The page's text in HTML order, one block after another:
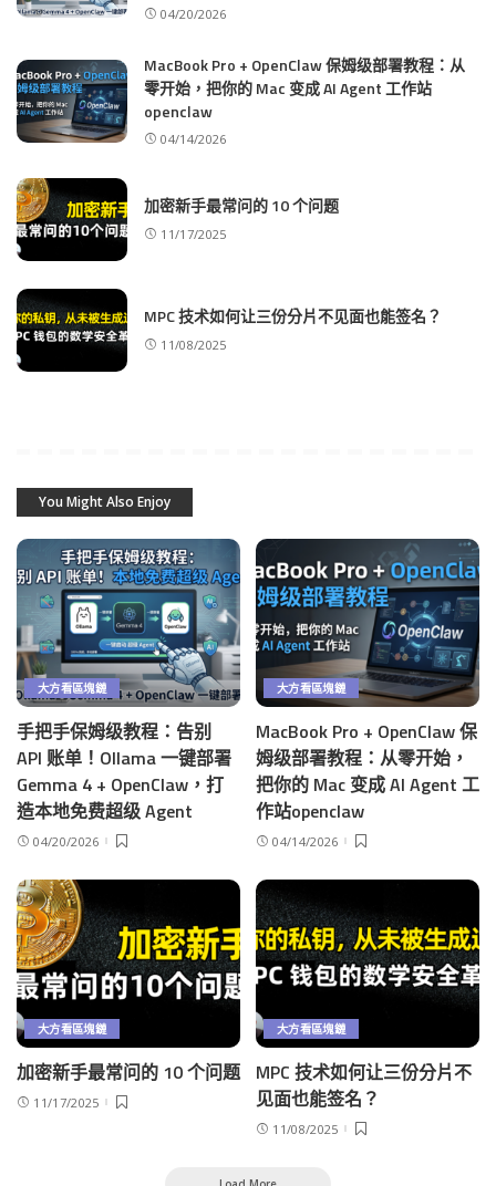
04/20/2026
MacBook Pro + OpenClaw 保姆级部署教程：从
零开始，把你的 Mac 变成 AI Agent 工作站
openclaw
04/14/2026
加密新手最常问的 10 个问题
11/17/2025
MPC 技术如何让三份分片不见面也能签名？
11/08/2025
You Might Also Enjoy
大方看區塊鏈
手把手保姆级教程：告别
API 账单！Ollama 一键部署
Gemma 4 + OpenClaw，打
造本地免费超级 Agent
04/20/2026
大方看區塊鏈
MacBook Pro + OpenClaw 保
姆级部署教程：从零开始，
把你的 Mac 变成 AI Agent 工
作站openclaw
04/14/2026
大方看區塊鏈
加密新手最常问的 10 个问题
11/17/2025
大方看區塊鏈
MPC 技术如何让三份分片不
见面也能签名？
11/08/2025